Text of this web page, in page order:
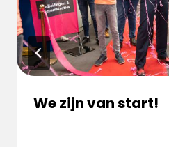
We zijn van start!